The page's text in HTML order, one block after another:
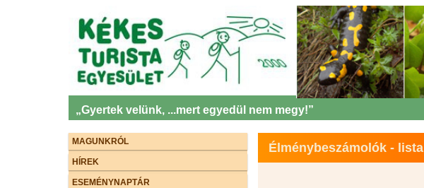
„Gyertek velünk, ...mert egyedül nem megy!”
MAGUNKRÓL
HÍREK
ESEMÉNYNAPTÁR
Élménybeszámolók - lista